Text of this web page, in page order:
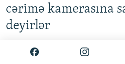
cərimə kamerasına
deyirlər